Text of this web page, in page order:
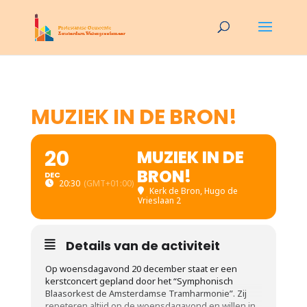
MUZIEK IN DE BRON!
20
DEC
20:30 (GMT+01:00)
MUZIEK IN DE
BRON!
Kerk de Bron, Hugo de
Vrieslaan 2
Details van de activiteit
Op woensdagavond 20 december staat er een
kerstconcert gepland door het “Symphonisch
Blaasorkest de Amsterdamse Tramharmonie”. Zij